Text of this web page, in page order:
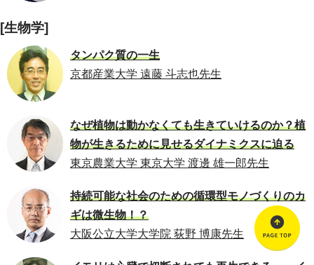
[生物学]
タンパク質の一生
京都産業大学 遠藤 斗志也先生
なぜ植物は動かなくても生きていけるのか？植
物が生きるために見せるダイナミクスに迫る
東京農業大学 東京大学 渡邊 雄一郎先生
持続可能な社会のための循環型モノづくりのカ
ギは微生物！？
大阪公立大学大学院 荻野 博康先生